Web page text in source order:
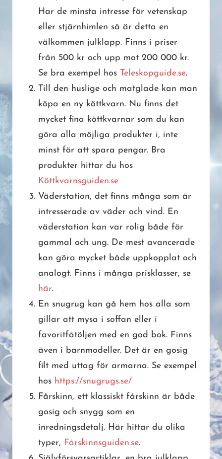
Har de minsta intresse för vetenskap
eller stjärnhimlen så är detta en
välkommen julklapp. Finns i priser
från 500 kr och upp mot 200 000 kr.
Se bra exempel hos Teleskopguide.se.
Till den huslige och matglade kan man
köpa en ny köttkvarn. Nu finns det
mycket fina köttkvarnar som du kan
göra alla möjliga produkter i, inte
minst för att spara pengar. Bra
produkter hittar du hos
Köttkvarnsguiden.se
Väderstation, det finns många som är
intresserade av väder och vind. En
väderstation kan var rolig både för
gammal och ung. De mest avancerade
kan göra mycket både uppkopplat och
analogt. Finns i många prisklasser, se
här.
En snugrug kan gå hem hos alla som
gillar att mysa i soffan eller i
favoritfåtöljen med en god bok. Finns
även i barnmodeller. Det är en gosig
filt med uttag för armarna. Se exempel
hos https://snugrugs.se/
Fårskinn, ett klassiskt fårskinn är både
gosig och snygg som en
inredningsdetalj. Här hittar du olika
typer, Fårskinnsguiden.se.